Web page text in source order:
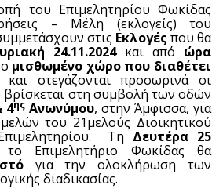
του Επιμελητηρίου Φωκίδας
– Μέλη (εκλογείς) του
στις Εκλογές που θα
24.11.2024και από ώρα
μισθωμένο χώρο που διαθέτει
στεγάζονται προσωρινά οι
βρίσκεται στη συμβολή των οδών
4ης Ανωνύμου, στην Άμφισσα, για
του 21μελούς Διοικητικού
Τη Δευτέρα 25
Επιμελητήριο Φωκίδας θα
για την ολοκλήρωση των
διαδικασίας.